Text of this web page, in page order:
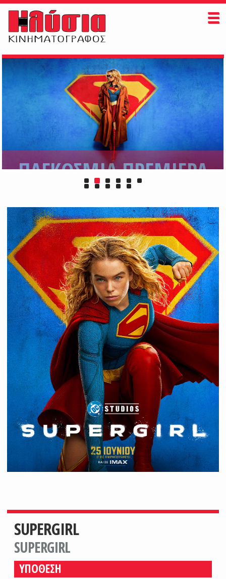
ΗΛΥΣΙΑ
ΠAIZONTAI ΤΩΡΑ
ΠΡΟΣΕΧΩΣ
ΕΚΔΗΛΩΣΕΙΣ
ΠΛΗΡΟΦΟΡΙΕΣ
ΠΑΓΚΟΣΜΙΑ ΠΡΕΜΙΕΡΑ
SUPERGIRL
SUPERGIRL
ΥΠΟΘΕΣΗ